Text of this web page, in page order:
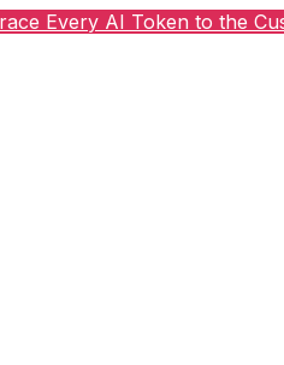
Every AI Token to the